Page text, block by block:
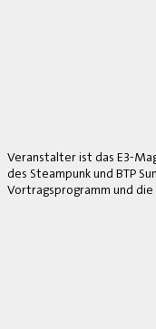
Veranstalter ist das E3-
des Steampunk und BTP
Vortragsprogramm und